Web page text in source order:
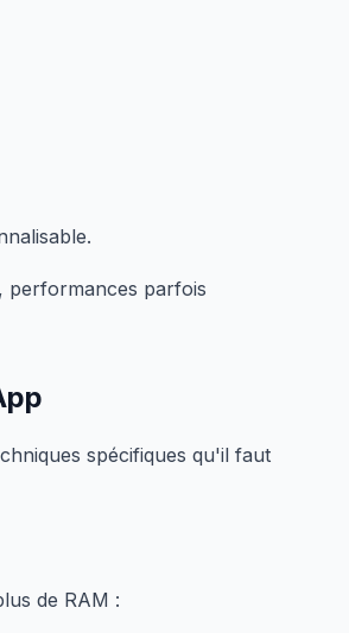
performances parfois
spécifiques qu'il faut
de RAM :